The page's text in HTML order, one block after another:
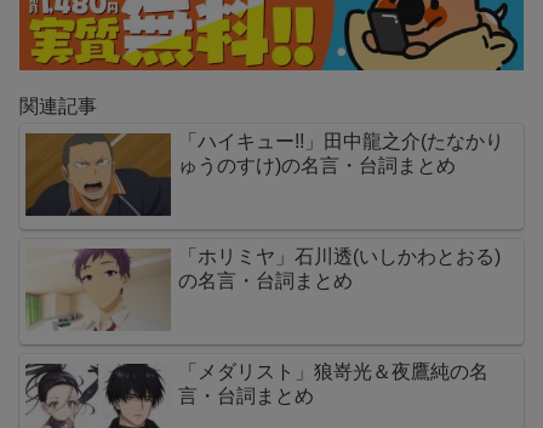
関連記事
「ハイキュー!!」田中龍之介(たなかり
ゅうのすけ)の名言・台詞まとめ
「ホリミヤ」石川透(いしかわとおる)
の名言・台詞まとめ
「メダリスト」狼嵜光＆夜鷹純の名
言・台詞まとめ